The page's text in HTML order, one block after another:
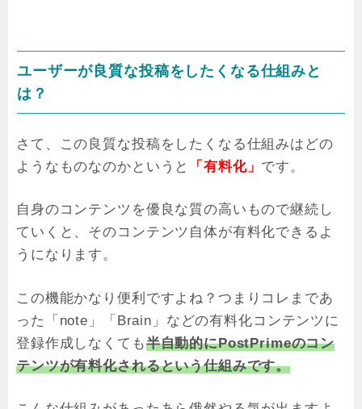
ユーザーが良質な投稿をしたくなる仕組みと
は？
さて、この良質な投稿をしたくなる仕組みはどの
ようなものなのかというと
「有料化」 です。
自身のコンテンツを優良な質の高いもので継続し
ていくと、そのコンテンツ自体が有料化できるよ
うになります。
この機能かなり便利ですよね？つまりコレまであ
った「note」「Brain」などの有料化コンテンツに
登録作成しなくても半自動的にPostPrimeのコン
テンツが有料化されるという仕組みです。